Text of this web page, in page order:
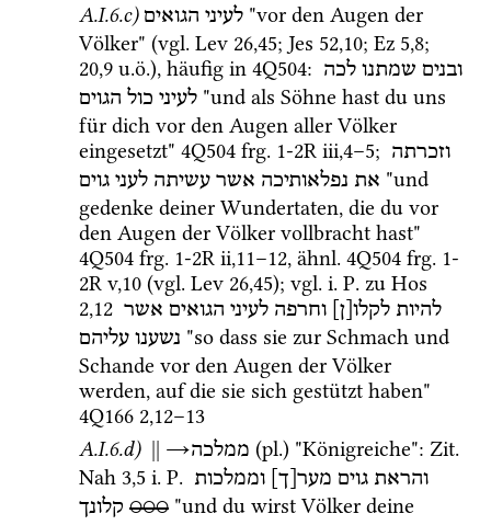
A.I.6.c)
לעיני הגואים
"vor den Augen der
Völker" (vgl. Lev 26,45; Jes 52,10; Ez 5,8
20,9 u.ö.), häufig in 4Q504: ובנים שמתנו לכה
לעיני כול הגוים
"und als Söhne hast du uns
für dich vor den Augen aller Völker
eingesetzt" 4Q504 frg. 1-2R iii,4–5; וזכרתה
את נפלאותיכה אשר עשיתה לעני גוים
"und
gedenke deiner Wundertaten, die du vor
4Q504 frg. 1-2R ii,11–12, ähnl. 4Q504 frg. 1-
2R v,10 (vgl. Lev 26,45); vgl. i. P. zu Hos
2,12 להיות לקלו[ן] וחרפה לעיני הגואים אשר
נשענו עליהם
"so dass sie zur Schmach und
Schande vor den Augen der Völker
4Q166 2,12–13
A.I.6.d) || →ממלכה (pl.) "Königreiche": Zit.
Nah 3,5 i. P. והראת גוים מער[ך] וממלכות
○○○ קלונך
"und du wirst Völker deine